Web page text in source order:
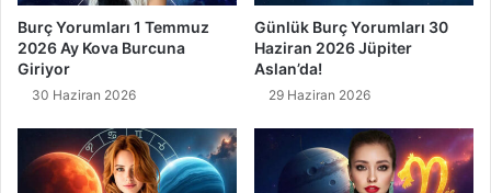
Burç Yorumları 1 Temmuz
2026 Ay Kova Burcuna
Giriyor
30 Haziran 2026
Günlük Burç Yorumları 30
Haziran 2026 Jüpiter
Aslan’da!
29 Haziran 2026